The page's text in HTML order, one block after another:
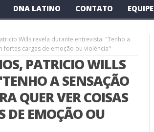
DNA LATINO CONTATO EQUIPE
Wills revela durante entrevista: "Tenho a
fortes cargas de emoção ou violência"
PATRICIO WILLS
A SENSAÇÃO
QUER VER COISAS
DE EMOÇÃO OU